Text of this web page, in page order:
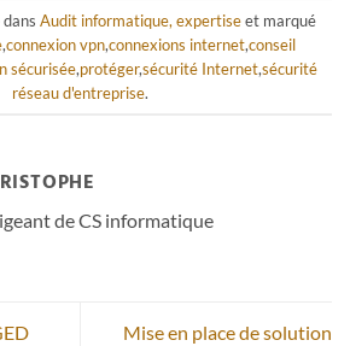
Audit informatique, expertiseet marqué
,connexion vpn,connexions internet,conseil
sécurisée,protéger,sécurité Internet,sécurité
réseau d'entreprise.
de CS informatique
Mise en place de solution